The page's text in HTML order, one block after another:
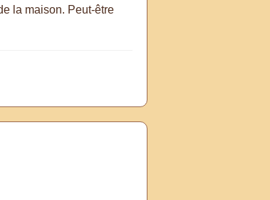
la maison. Peut-être